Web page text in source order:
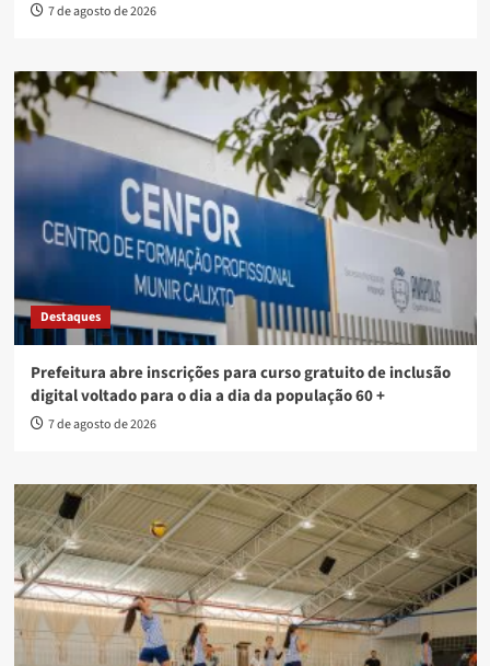
7 de agosto de 2026
Destaques
Prefeitura abre inscrições para curso gratuito de inclusão
digital voltado para o dia a dia da população 60 +
7 de agosto de 2026